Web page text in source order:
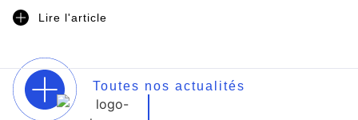
Lire l'article
Toutes nos actualités